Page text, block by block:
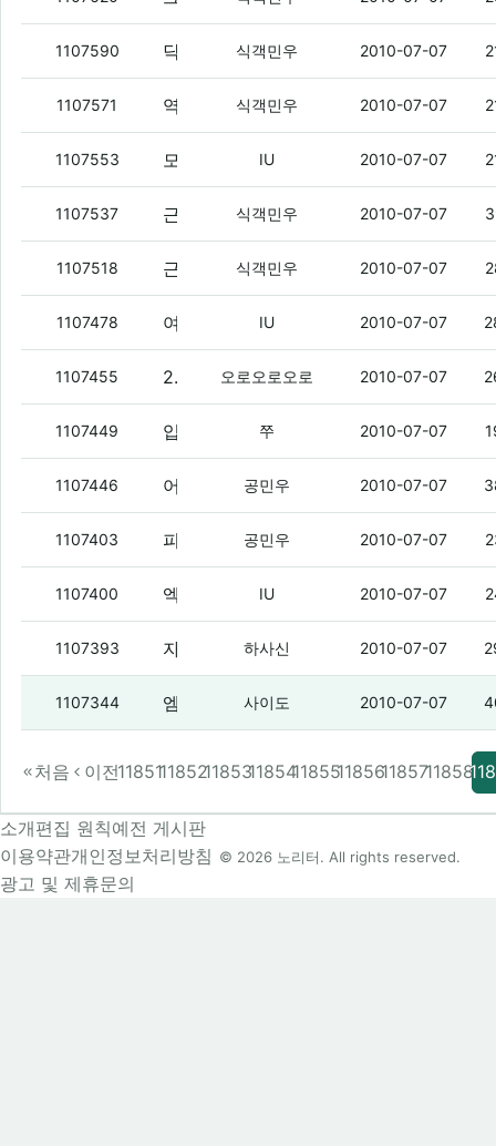
1107590 (2)
식객민우 2010-07-07
1107571 (5)
식객민우 2010-07-07
1107553 (2)
IU 2010-07-07
1107537 식객민우 2010-07-07
1107518 식객민우 2010-07-07
1107478 (4)
IU 2010-07-07
1107455 2개중 하나 골라줘봐 노트북임 (3)
오로오로오로 2010-07-07
1107449 쭈 2010-07-07
1107446 공민우 2010-07-07
1107403 공민우 2010-07-07
1107400 IU 2010-07-07
1107393 하사신 2010-07-07
1107344 사이도 2010-07-07
처음 이전1185111852118531185411855118561185711858
소개편집 원칙예전 게시판
이용약관개인정보처리방침
광고 및 제휴문의
© 2026 노리터. All rights reserved.